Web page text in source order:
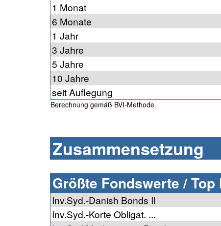
1 Monat
6 Monate
1 Jahr
3 Jahre
5 Jahre
10 Jahre
seit Auflegung
Berechnung gemäß BVI-Methode
Zusammensetzung
Größte Fondswerte /
Inv.Syd.-Danish Bonds Il
Inv.Syd.-Korte Obligat. ...